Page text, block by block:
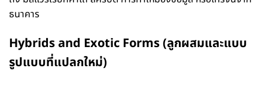
ธนาคาร
Hybrids and Exotic Forms (ลูกผสมและแบบ
รูปแบบที่แปลกใหม่)